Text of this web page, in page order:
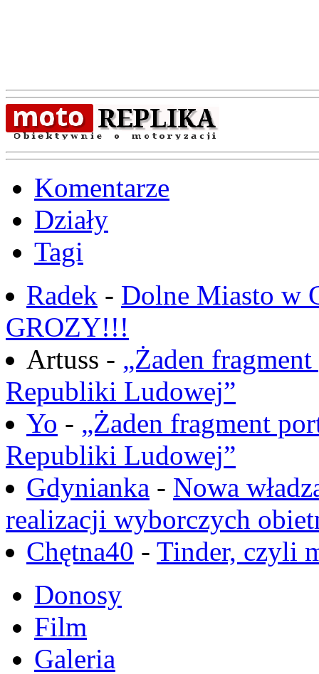
Komentarze
Działy
Tagi
Radek - Dolne Miasto w
GROZY!!!
Artuss - „Żaden
Republiki Ludowej”
Yo - „Żaden fragment
Republiki Ludowej”
Gdynianka - Nowa
realizacji wyborczych
Chętna40 - Tinder, czyli
Donosy
Film
Galeria